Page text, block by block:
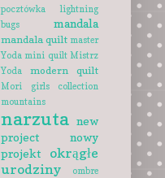
pocztówka
lightning
bugs
mandala
mandala quilt master
Yoda mini quilt Mistrz
Yoda
modern quilt
Mori girls collection
mountains
narzuta new
project
nowy
projekt
okrągłe
urodziny
ombre